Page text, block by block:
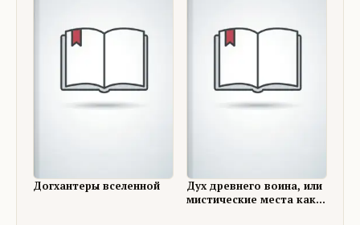
Догхантеры вселенной
Дух древнего воина, или
мистические места как